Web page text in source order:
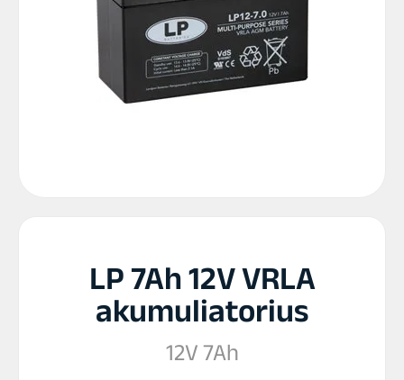
LP 7Ah 12V VRLA
akumuliatorius
12V 7Ah